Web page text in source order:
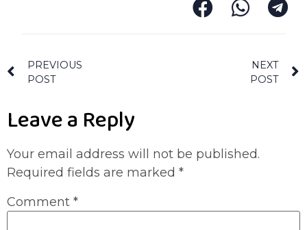
PREVIOUS
POST
NEXT
POST
Leave a Reply
Your email address will not be published.
Required fields are marked *
Comment *